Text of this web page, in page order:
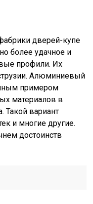
дверей-купе
более удачное и
профили. Их
Алюминиевый
примером
материалов в
Такой вариант
и многие другие.
достоинств